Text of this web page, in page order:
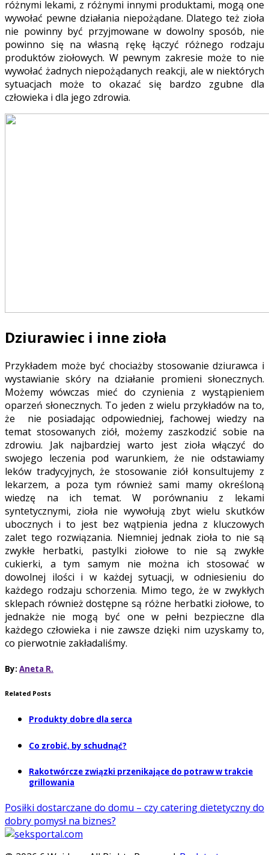
różnymi lekami, z różnymi innymi produktami, mogą one
wywołać pewne działania niepożądane. Dlatego też zioła
nie powinny być przyjmowane w dowolny sposób, nie
powinno się na własną rękę łączyć różnego rodzaju
produktów ziołowych. W pewnym zakresie może to nie
wywołać żadnych niepożądanych reakcji, ale w niektórych
sytuacjach może to okazać się bardzo zgubne dla
człowieka i dla jego zdrowia.
Dziurawiec i inne zioła
Przykładem może być chociażby stosowanie dziurawca i
wystawianie skóry na działanie promieni słonecznych.
Możemy wówczas mieć do czynienia z wystąpieniem
oparzeń słonecznych. To jeden z wielu przykładów na to,
że nie posiadając odpowiedniej, fachowej wiedzy na
temat stosowanych ziół, możemy zaszkodzić sobie na
zdrowiu. Jak najbardziej warto jest zioła włączyć do
swojego leczenia pod warunkiem, że nie odstawiamy
leków tradycyjnych, że stosowanie ziół konsultujemy z
lekarzem, a poza tym również sami mamy określoną
wiedzę na ich temat. W porównaniu z lekami
syntetycznymi, zioła nie wywołują zbyt wielu skutków
ubocznych i to jest bez wątpienia jedna z kluczowych
zalet tego rozwiązania. Niemniej jednak zioła to nie są
zwykłe herbatki, pastylki ziołowe to nie są zwykłe
cukierki, a tym samym nie można ich stosować w
dowolnej ilości i w każdej sytuacji, w odniesieniu do
każdego rodzaju schorzenia. Mimo tego, że w zwykłych
sklepach również dostępne są różne herbatki ziołowe, to
jednakże nie mogą być one w pełni bezpieczne dla
każdego człowieka i nie zawsze dzięki nim uzyskamy to,
co pierwotnie zakładaliśmy.
By: Aneta R.
Related Posts
Produkty dobre dla serca
Co zrobić, by schudnąć?
Rakotwórcze związki przenikające do potraw w trakcie
grillowania
Posiłki dostarczane do domu – czy catering dietetyczny do
dobry pomysł na biznes?